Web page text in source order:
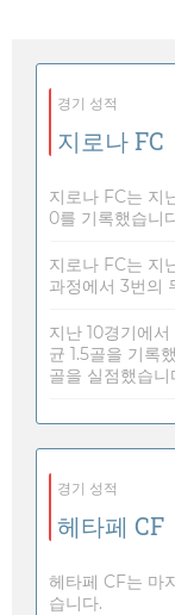
경기 성적
지로나 FC
지로나 FC는 지
0를 기록했습니
지로나 FC는 지
과정에서 3번의
지난 10경기에
균 1.5골을 기록
골을 실점했습니
경기 성적
헤타페 CF
헤타페 CF는 마
습니다.